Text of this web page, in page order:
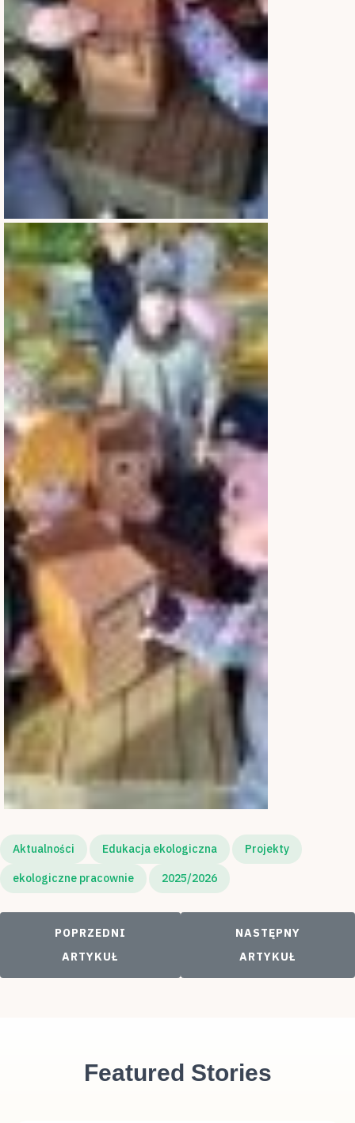
Aktualności Edukacja ekologiczna Projekty
ekologiczne pracownie 2025/2026
POPRZEDNI ARTYKUŁ: KOLOROWE PTAKI
POPRZEDNI
ARTYKUŁ
NASTĘPNY
NASTĘPNY
ARTYKUŁ
Featured Stories